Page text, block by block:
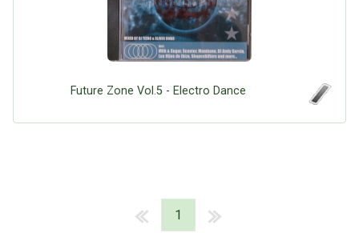
Future Zone Vol.5 - Electro Dance
1